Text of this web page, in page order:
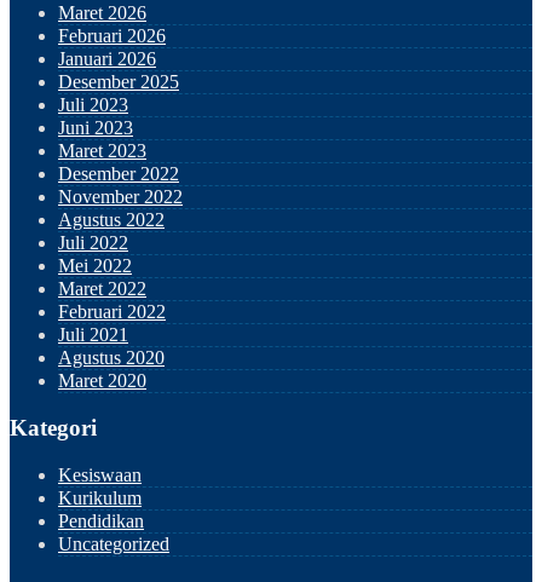
Maret 2026
Februari 2026
Januari 2026
Desember 2025
Juli 2023
Juni 2023
Maret 2023
Desember 2022
November 2022
Agustus 2022
Juli 2022
Mei 2022
Maret 2022
Februari 2022
Juli 2021
Agustus 2020
Maret 2020
Kategori
Kesiswaan
Kurikulum
Pendidikan
Uncategorized